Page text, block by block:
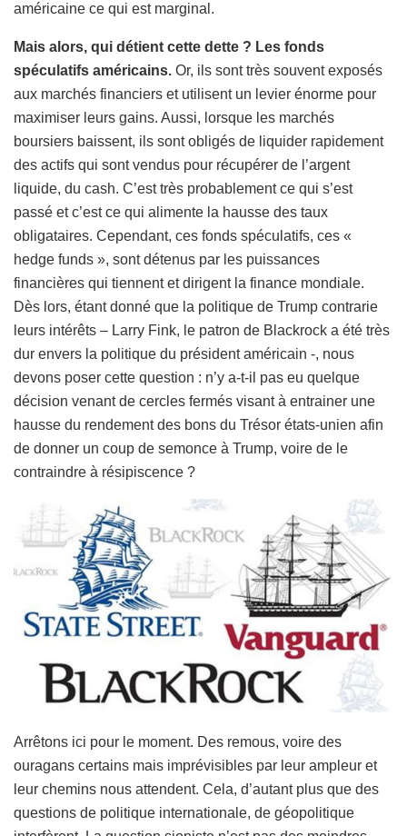
américaine ce qui est marginal.
Mais alors, qui détient cette dette ? Les fonds
spéculatifs américains. Or, ils sont très souvent exposés
aux marchés financiers et utilisent un levier énorme pour
maximiser leurs gains. Aussi, lorsque les marchés
boursiers baissent, ils sont obligés de liquider rapidement
des actifs qui sont vendus pour récupérer de l’argent
liquide, du cash. C’est très probablement ce qui s’est
passé et c’est ce qui alimente la hausse des taux
obligataires. Cependant, ces fonds spéculatifs, ces «
hedge funds », sont détenus par les puissances
financières qui tiennent et dirigent la finance mondiale.
Dès lors, étant donné que la politique de Trump contrarie
leurs intérêts – Larry Fink, le patron de Blackrock a été très
dur envers la politique du président américain -, nous
devons poser cette question : n’y a-t-il pas eu quelque
décision venant de cercles fermés visant à entrainer une
hausse du rendement des bons du Trésor états-unien afin
de donner un coup de semonce à Trump, voire de le
contraindre à résipiscence ?
Arrêtons ici pour le moment. Des remous, voire des
ouragans certains mais imprévisibles par leur ampleur et
leur chemins nous attendent. Cela, d’autant plus que des
questions de politique internationale, de géopolitique